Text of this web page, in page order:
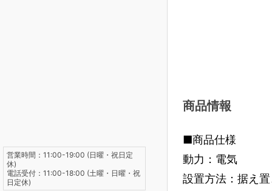
商品情報
■商品仕様
動力：電気
設置方法：据え
営業時間：11:00-19:00 (日曜・祝日定
休)
電話受付：11:00-18:00 (土曜・日曜・祝
日定休)